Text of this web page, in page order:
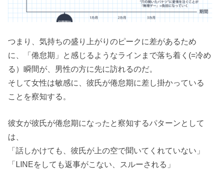
つまり、気持ちの盛り上がりのピークに差があるため
に、「倦怠期」と感じるようなラインまで落ち着く(=冷め
る）瞬間が、男性の方に先に訪れるのだ。
そして女性は敏感に、彼氏が倦怠期に差し掛かっている
ことを察知する。
彼女が彼氏が倦怠期になったと察知するパターンとして
は、
「話しかけても、彼氏が上の空で聞いてくれていない」
「LINEをしても返事がこない、スルーされる」